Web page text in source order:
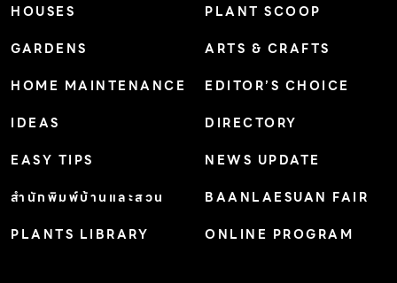
HOUSES
GARDENS
HOME MAINTENANCE
IDEAS
EASY TIPS
สำนักพิมพ์บ้านและสวน
PLANTS LIBRARY
PLANT SCOOP
ARTS & CRAFTS
EDITOR’S CHOICE
DIRECTORY
NEWS UPDATE
BAANLAESUAN FAIR
ONLINE PROGRAM